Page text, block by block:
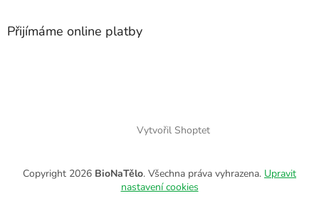
Přijímáme online platby
Vytvořil Shoptet
Copyright 2026 BioNaTělo. Všechna práva vyhrazena. Upravit
nastavení cookies